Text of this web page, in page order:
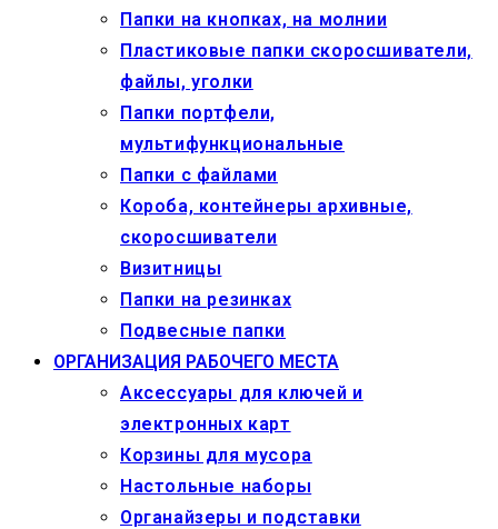
Папки на кнопках, на молнии
Пластиковые папки скоросшиватели,
файлы, уголки
Папки портфели,
мультифункциональные
Папки с файлами
Короба, контейнеры архивные,
скоросшиватели
Визитницы
Папки на резинках
Подвесные папки
ОРГАНИЗАЦИЯ РАБОЧЕГО МЕСТА
Аксессуары для ключей и
электронных карт
Корзины для мусора
Настольные наборы
Органайзеры и подставки